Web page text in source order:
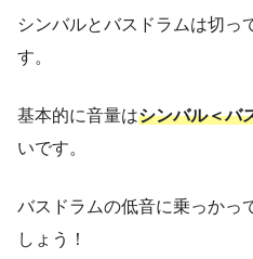
シンバルとバスドラムは切っ
す。
基本的に音量はシンバル＜バ
いです。
バスドラムの低音に乗っかっ
しょう！